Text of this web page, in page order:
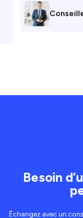
Besoin
Échangez avec un